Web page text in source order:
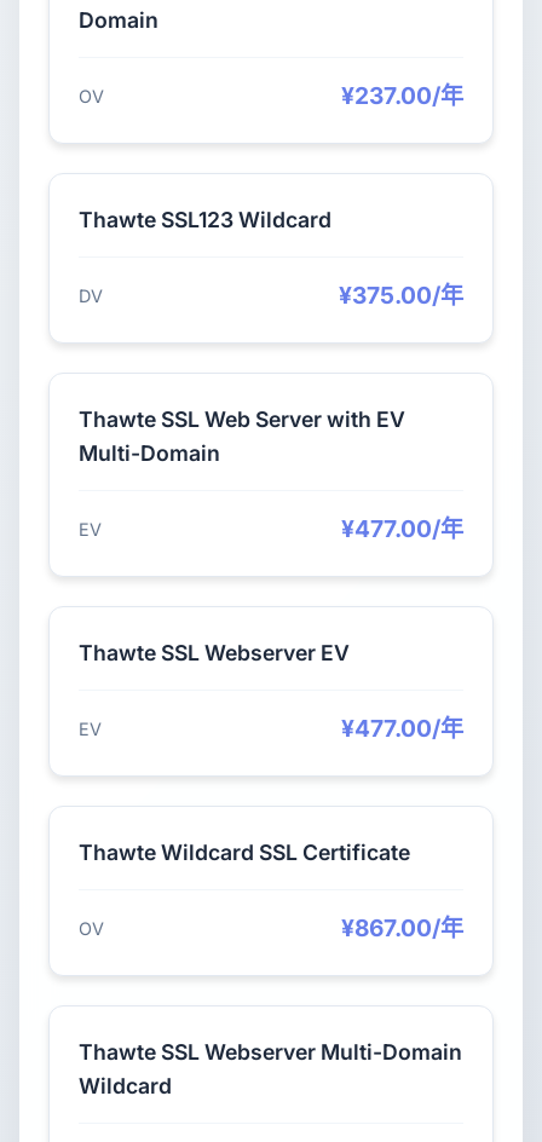
Domain
OV ¥237.00/年
Thawte SSL123 Wildcard
DV ¥375.00/年
Thawte SSL Web Server with EV
Multi-Domain
EV ¥477.00/年
Thawte SSL Webserver EV
EV ¥477.00/年
Thawte Wildcard SSL Certificate
OV ¥867.00/年
Thawte SSL Webserver Multi-Domain
Wildcard